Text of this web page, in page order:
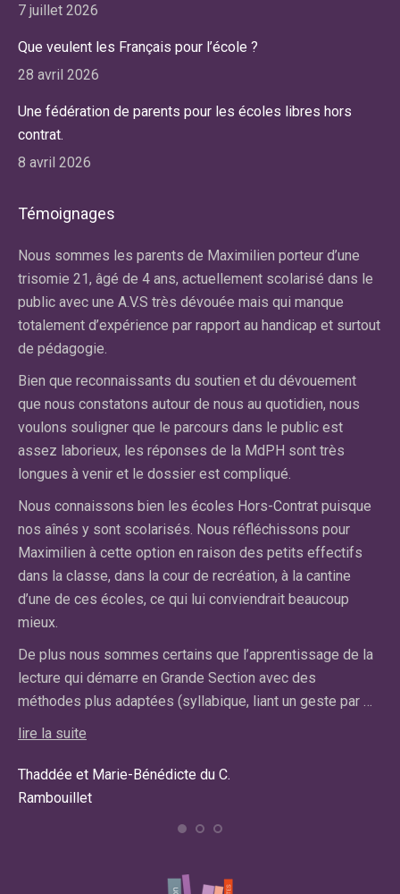
7 juillet 2026
Que veulent les Français pour l’école ?
28 avril 2026
Une fédération de parents pour les écoles libres hors
contrat.
8 avril 2026
Témoignages
Nous sommes les parents de Maximilien porteur d’une
trisomie 21, âgé de 4 ans, actuellement scolarisé dans le
public avec une A.V.S très dévouée mais qui manque
totalement d’expérience par rapport au handicap et surtout
de pédagogie.
Bien que reconnaissants du soutien et du dévouement
que nous constatons autour de nous au quotidien, nous
voulons souligner que le parcours dans le public est
assez laborieux, les réponses de la MdPH sont très
longues à venir et le dossier est compliqué.
Nous connaissons bien les écoles Hors-Contrat puisque
nos aînés y sont scolarisés. Nous réfléchissons pour
Maximilien à cette option en raison des petits effectifs
dans la classe, dans la cour de recréation, à la cantine
d’une de ces écoles, ce qui lui conviendrait beaucoup
mieux.
De plus nous sommes certains que l’apprentissage de la
lecture qui démarre en Grande Section avec des
méthodes plus adaptées (syllabique, liant un geste par …
lire la suite
Thaddée et Marie-Bénédicte du C.
Rambouillet